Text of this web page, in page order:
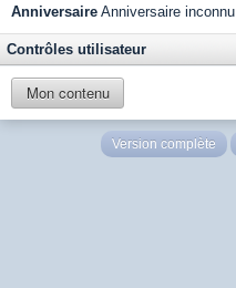
Anniversaire Anniversaire inconnu
Contrôles utilisateur
Mon contenu
Version complète